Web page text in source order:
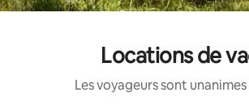
Locations de
Les voyageurs sont